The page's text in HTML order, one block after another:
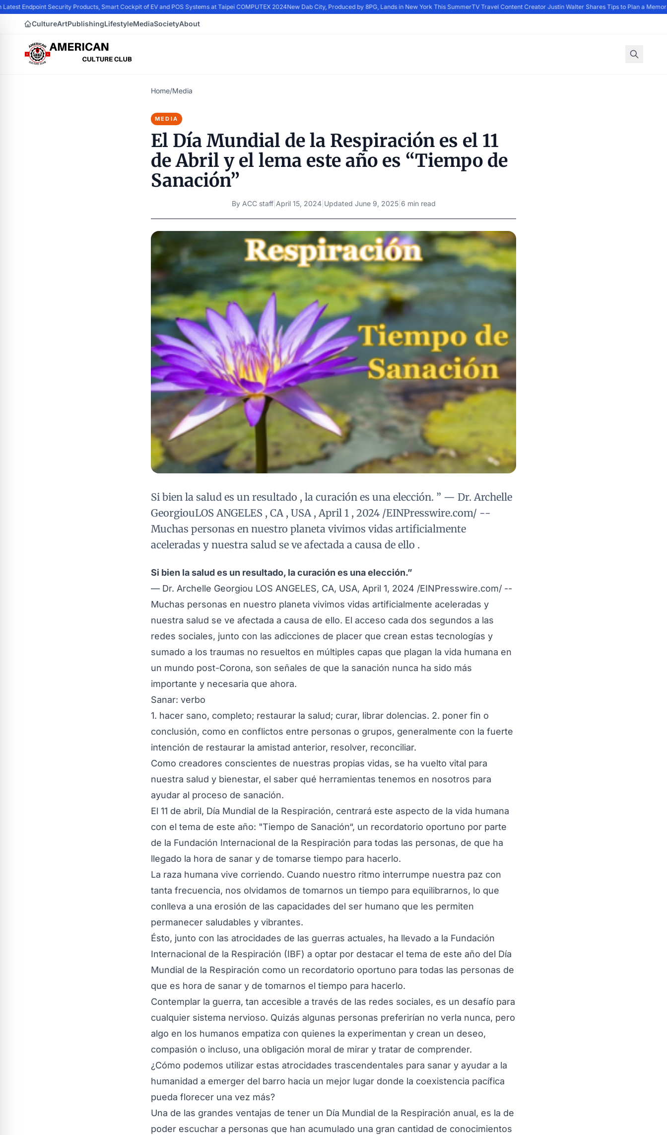
Endpoint Security Products, Smart Cockpit of EV and POS Systems at Taipei COMPUTEX 2024New Dab City, Produced by 8PG, Lands in New York This SummerTV Travel Content Creator Justin Walter Shares Tips to Plan a
CultureArtPublishingLifestyleMediaSocietyAbout
Home/Media
MEDIA
El Día Mundial de la Respiración es el 11
de Abril y el lema este año es “Tiempo de
Sanación”
By ACC staff| April 15, 2024| Updated June 9, 2025| 6 min read
Si bien la salud es un resultado , la curación es una elección. ” — Dr. Archelle
GeorgiouLOS ANGELES , CA , USA , April 1 , 2024 /EINPresswire.com/ --
Muchas personas en nuestro planeta vivimos vidas artificialmente
aceleradas y nuestra salud se ve afectada a causa de ello .
Si bien la salud es un resultado, la curación es una elección.”
— Dr. Archelle Georgiou LOS ANGELES, CA, USA, April 1, 2024 /EINPresswire.com/ --
Muchas personas en nuestro planeta vivimos vidas artificialmente aceleradas y
nuestra salud se ve afectada a causa de ello. El acceso cada dos segundos a las
redes sociales, junto con las adicciones de placer que crean estas tecnologías y
sumado a los traumas no resueltos en múltiples capas que plagan la vida humana en
un mundo post-Corona, son señales de que la sanación nunca ha sido más
importante y necesaria que ahora.
Sanar: verbo
1. hacer sano, completo; restaurar la salud; curar, librar dolencias. 2. poner fin o
conclusión, como en conflictos entre personas o grupos, generalmente con la fuerte
intención de restaurar la amistad anterior, resolver, reconciliar.
Como creadores conscientes de nuestras propias vidas, se ha vuelto vital para
nuestra salud y bienestar, el saber qué herramientas tenemos en nosotros para
ayudar al proceso de sanación.
El 11 de abril, Día Mundial de la Respiración, centrará este aspecto de la vida humana
con el tema de este año: "Tiempo de Sanación“, un recordatorio oportuno por parte
de la Fundación Internacional de la Respiración para todas las personas, de que ha
llegado la hora de sanar y de tomarse tiempo para hacerlo.
La raza humana vive corriendo. Cuando nuestro ritmo interrumpe nuestra paz con
tanta frecuencia, nos olvidamos de tomarnos un tiempo para equilibrarnos, lo que
conlleva a una erosión de las capacidades del ser humano que les permiten
permanecer saludables y vibrantes.
Ésto, junto con las atrocidades de las guerras actuales, ha llevado a la Fundación
Internacional de la Respiración (IBF) a optar por destacar el tema de este año del Día
Mundial de la Respiración como un recordatorio oportuno para todas las personas de
que es hora de sanar y de tomarnos el tiempo para hacerlo.
Contemplar la guerra, tan accesible a través de las redes sociales, es un desafío para
cualquier sistema nervioso. Quizás algunas personas preferirían no verla nunca, pero
algo en los humanos empatiza con quienes la experimentan y crean un deseo,
compasión o incluso, una obligación moral de mirar y tratar de comprender.
¿Cómo podemos utilizar estas atrocidades trascendentales para sanar y ayudar a la
humanidad a emerger del barro hacia un mejor lugar donde la coexistencia pacífica
pueda florecer una vez más?
Una de las grandes ventajas de tener un Día Mundial de la Respiración anual, es la de
poder escuchar a personas que han acumulado una gran cantidad de conocimientos